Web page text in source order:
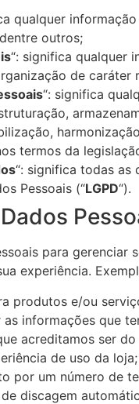
qualquer
outros;
“: significa qualquer
de
“: significa
termos da
“: significa todas as
Pessoais (“LGPD“).
para
experiência.
produtos e/ou
informações que
acreditamos ser do
de uso da loja;
por um número de
discagem